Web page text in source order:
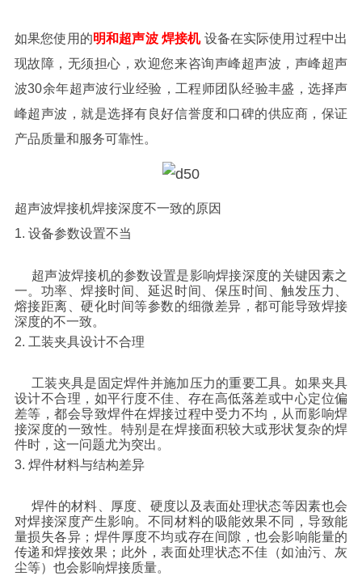
如果您使用的明和超声波 焊接机 设备在实际使用过程中出
现故障，无须担心，欢迎您来咨询声峰超声波，声峰超声
波30余年超声波行业经验，工程师团队经验丰盛，选择声
峰超声波，就是选择有良好信誉度和口碑的供应商，保证
产品质量和服务可靠性。
超声波焊接机焊接深度不一致的原因
1. 设备参数设置不当
超声波焊接机的参数设置是影响焊接深度的关键因素之
一。功率、焊接时间、延迟时间、保压时间、触发压力、
熔接距离、硬化时间等参数的细微差异，都可能导致焊接
深度的不一致。
2. 工装夹具设计不合理
工装夹具是固定焊件并施加压力的重要工具。如果夹具
设计不合理，如平行度不佳、存在高低落差或中心定位偏
差等，都会导致焊件在焊接过程中受力不均，从而影响焊
接深度的一致性。特别是在焊接面积较大或形状复杂的焊
件时，这一问题尤为突出。
3. 焊件材料与结构差异
焊件的材料、厚度、硬度以及表面处理状态等因素也会
对焊接深度产生影响。不同材料的吸能效果不同，导致能
量损失各异；焊件厚度不均或存在间隙，也会影响能量的
传递和焊接效果；此外，表面处理状态不佳（如油污、灰
尘等）也会影响焊接质量。